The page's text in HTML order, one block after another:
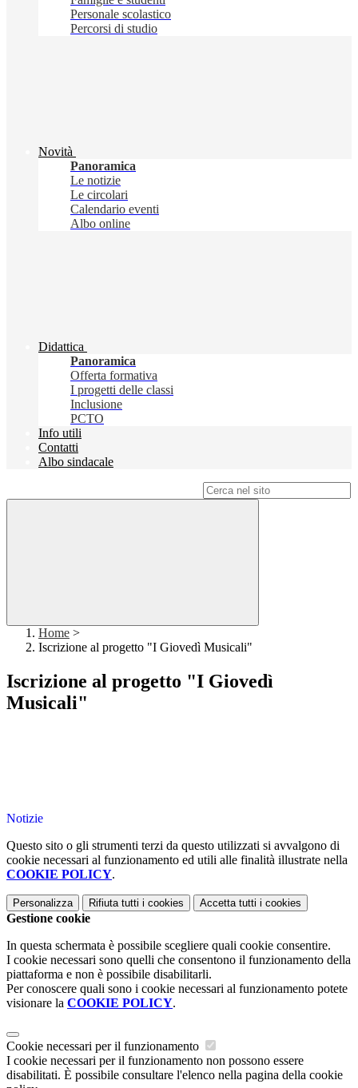
Personale scolastico
Percorsi di studio
Novità
Panoramica
Le notizie
Le circolari
Calendario eventi
Albo online
Didattica
Panoramica
Offerta formativa
I progetti delle classi
Inclusione
PCTO
Info utili
Contatti
Albo sindacale
Home >
Iscrizione al progetto "I Giovedì Musicali"
Iscrizione al progetto "I Giovedì
Musicali"
Notizie
Questo sito o gli strumenti terzi da questo utilizzati si avvalgono di
cookie necessari al funzionamento ed utili alle finalità illustrate nella
COOKIE POLICY.
Personalizza Rifiuta tutti i cookies Accetta tutti i cookies
Gestione cookie
In questa schermata è possibile scegliere quali cookie consentire.
I cookie necessari sono quelli che consentono il funzionamento della
piattaforma e non è possibile disabilitarli.
Per conoscere quali sono i cookie necessari al funzionamento potete
visionare la COOKIE POLICY.
Cookie necessari per il funzionamento
I cookie necessari per il funzionamento non possono essere
disabilitati. È possibile consultare l'elenco nella pagina della cookie